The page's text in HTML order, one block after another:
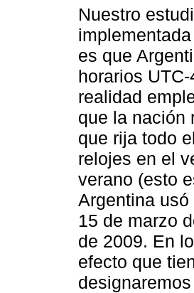
Nuestro
es que
horarios
realidad
que la nación
que rija todo
relojes en el
verano (esto
Argentina
15 de marzo
de 2009. En
efecto que